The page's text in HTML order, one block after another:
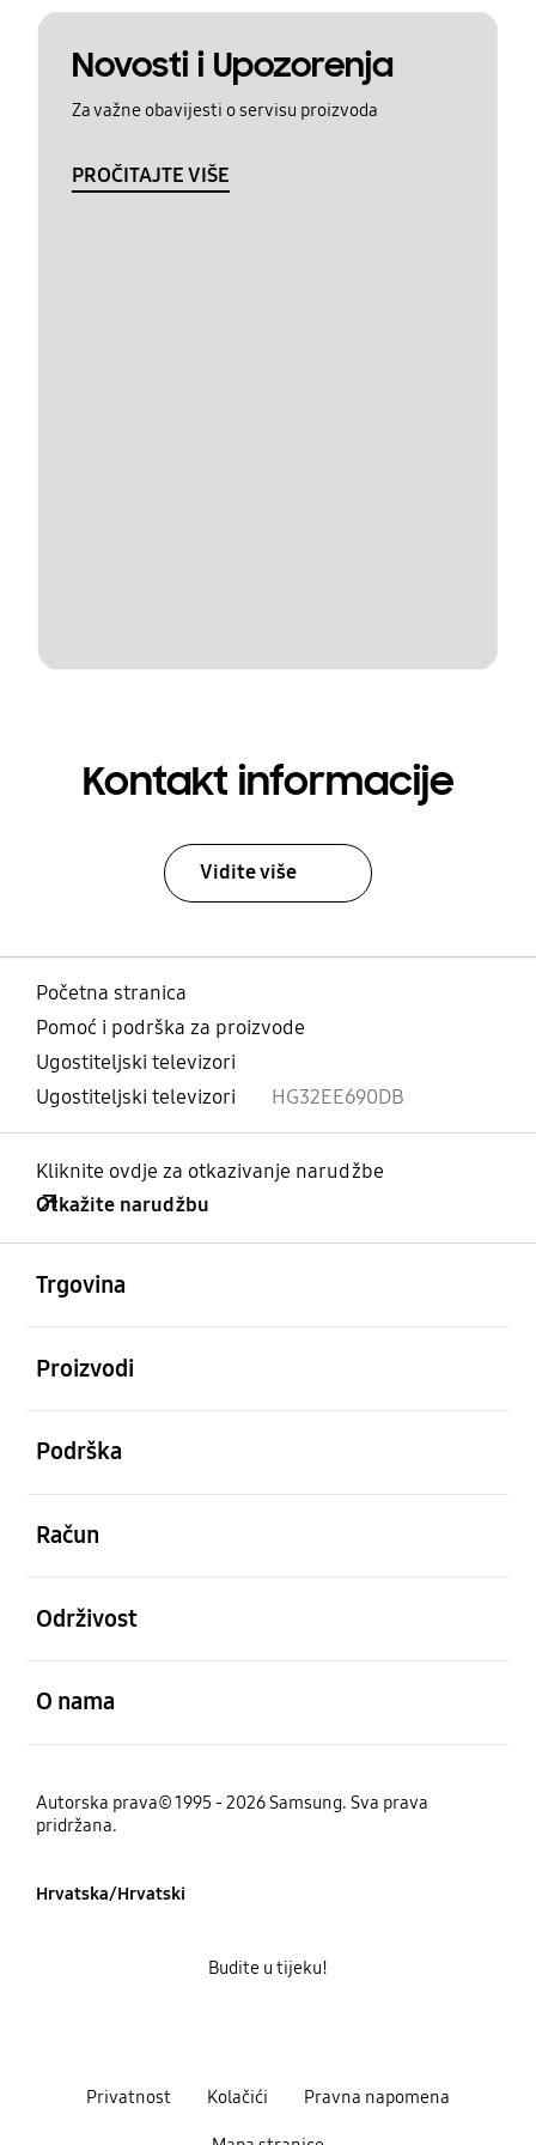
Novosti i Upozorenja
Za važne obavijesti o servisu proizvoda
PROČITAJTE VIŠE
Kontakt informacije
Vidite više
Početna stranica
Pomoć i podrška za proizvode
Ugostiteljski televizori
Ugostiteljski televizori
HG32EE690DB
Kliknite ovdje za otkazivanje narudžbe
Otkažite narudžbu
Trgovina
Proizvodi
Podrška
Račun
Održivost
O nama
Autorska prava© 1995 - 2026 Samsung. Sva prava
pridržana.
Hrvatska/Hrvatski
Privatnost Kolačići Pravna napomena
Budite u tijeku!